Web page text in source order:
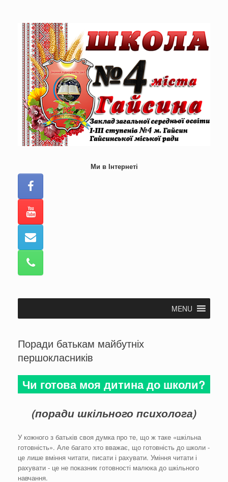
Ми в Інтернеті
MENU
Поради батькам майбутніх
першокласників
Чи готова моя дитина до школи?
(поради шкільного психолога)
У кожного з батьків своя думка про те, що ж таке «шкільна
готовність». Але багато хто вважає, що готовність до школи -
це лише вміння читати, писати і рахувати. Уміння читати і
рахувати - це не показник готовності малюка до шкільного
навчання.